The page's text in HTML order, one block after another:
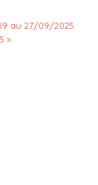
au 27/09/2025
»